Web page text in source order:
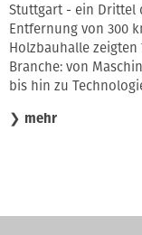
Stuttgart - ein Drittel
Entfernung von 300
Holzbauhalle
Branche: von
bis hin zu
❯ mehr